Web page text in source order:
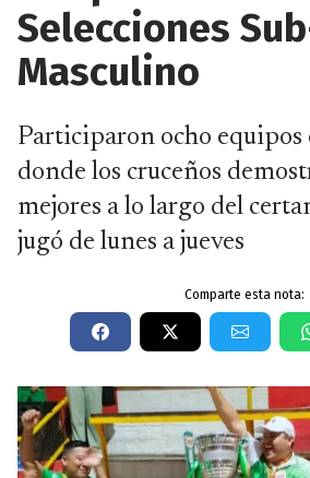
Selecciones
Masculino
Participaron ocho equipos
donde los cruceños
mejores a lo largo del
jugó de lunes a jueves
Comparte esta nota: